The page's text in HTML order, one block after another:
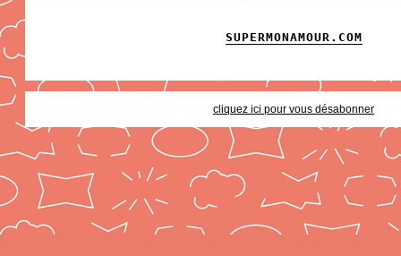
SUPERMONAMOUR.COM
cliquez ici pour vous désabonner